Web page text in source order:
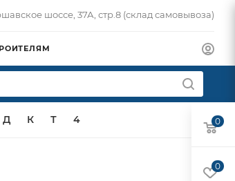
шоссе, 37А, стр.8 (склад самовывоза)
Д К Т 4 0
0